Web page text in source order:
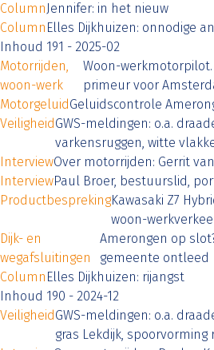
ColumnJennifer: in het nieuw
Column Elles Dijkhuizen: onnodige
Inhoud 191 - 2025-02
Motorrijden,
woon-werk
Woon-
primeur voor
MotorgeluidGeluidscontrole
VeiligheidGWS-meldingen: o.a.
varkensruggen, witte
InterviewOver motorrijden: Gerrit
InterviewPaul Broer, bestuurslid,
ProductbesprekingKawasaki Z7
woon-
Dijk- en
wegafsluitingen
Amerongen op
gemeente ontleed
Column Elles Dijkhuizen: rijangst
Inhoud 190 - 2024-12
VeiligheidGWS-meldingen: o.a.
gras Lekdijk, spoorvorming